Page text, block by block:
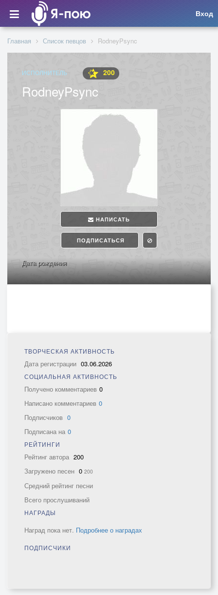
Вход
Главная Список певцов RodneyPsync
ИСПОЛНИТЕЛЬ 200
RodneyPsync
НАПИСАТЬ
ПОДПИСАТЬСЯ
Дата рождения
ТВОРЧЕСКАЯ АКТИВНОСТЬ
Дата регистрации 03.06.2026
СОЦИАЛЬНАЯ АКТИВНОСТЬ
Получено комментариев 0
Написано комментариев 0
Подписчиков 0
Подписана на 0
РЕЙТИНГИ
Рейтинг автора 200
Загружено песен 0 200
Средний рейтинг песни
Всего прослушиваний
НАГРАДЫ
Наград пока нет. Подробнее о наградах
ПОДПИСЧИКИ